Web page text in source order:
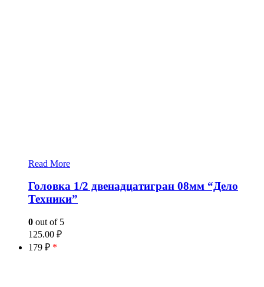
Read More
Головка 1/2 двенадцатигран 08мм “Дело
Техники”
0 out of 5
125.00 ₽
179 ₽ *